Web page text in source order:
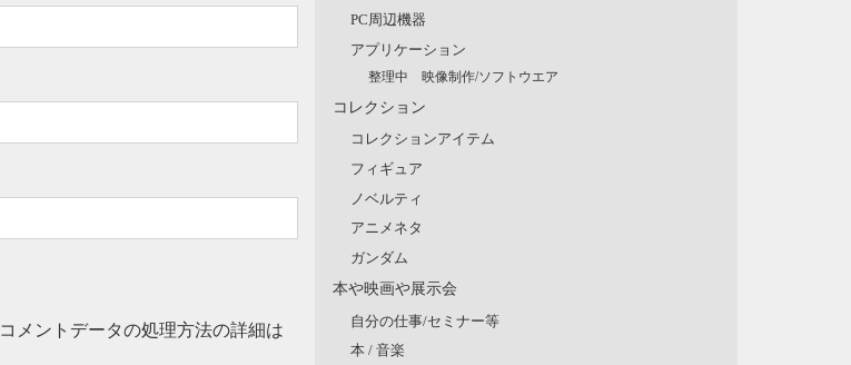
コメントデータの処理方法の詳細は
PC周辺機器
アプリケーション
整理中 映像制作/ソフトウエア
コレクション
コレクションアイテム
フィギュア
ノベルティ
アニメネタ
ガンダム
本や映画や展示会
自分の仕事/セミナー等
本 / 音楽